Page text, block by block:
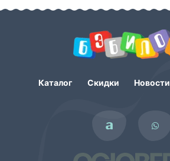
Каталог Скидки Новости